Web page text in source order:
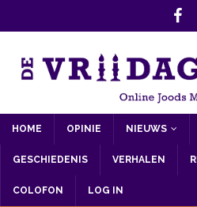
HOME OPINIE NIEUWS
GESCHIEDENIS VERHALEN
COLOFON LOG IN